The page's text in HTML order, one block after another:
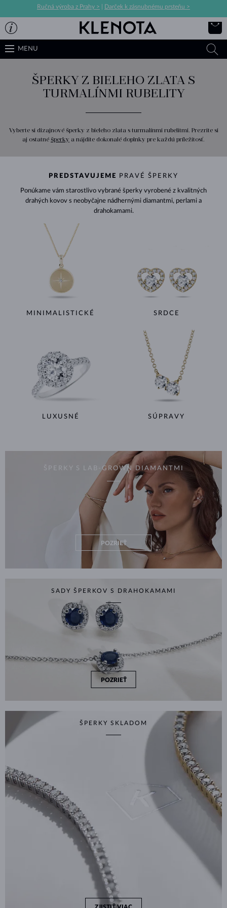
Ručná výroba z Prahy > Darček k zásnubnému prsteňu >
MENU
ŠPERKY Z BIELEHO ZLATA S
TURMALÍNMI RUBELITY
Vyberte si dizajnové šperky z bieleho zlata s turmalínmi rubelitmi. Prezrite si
aj ostatné šperky a nájdite dokonalé doplnky pre každú príležitosť.
PREDSTAVUJEME PRAVÉ ŠPERKY
Ponúkame vám starostlivo vybrané šperky vyrobené z kvalitných
drahých kovov s neobyčajne nádhernými diamantmi, perlami a
drahokamami.
MINIMALISTICKÉ SRDCE
LUXUSNÉ SÚPRAVY
ŠPERKY S LAB-GROWN DIAMANTMI
POZRIEŤ
SADY ŠPERKOV S DRAHOKAMAMI
POZRIEŤ
ŠPERKY SKLADOM